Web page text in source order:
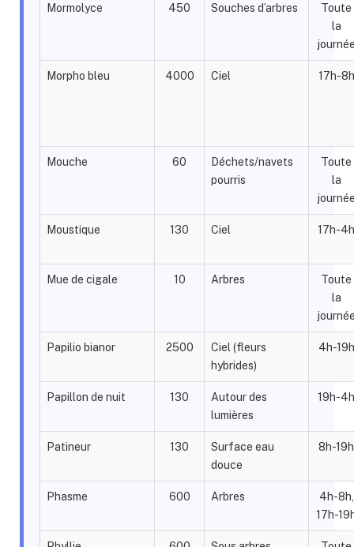
Mormolyce 450 Souches d’arbres
Toute
la
Morpho bleu 4000 Ciel 17h-8h
Mouche 60
Déchets/navets
pourris
Toute
la
Moustique 130 Ciel 17h-4h
Mue de cigale 10 Arbres
Toute
la
Papilio bianor 2500
Ciel (fleurs
hybrides)
4h-19h
Papillon de nuit 130
Autour des
lumières
19h-4h
Patineur 130
Surface eau
douce
8h-19h
Phasme 600 Arbres
4h-8h,
17h-